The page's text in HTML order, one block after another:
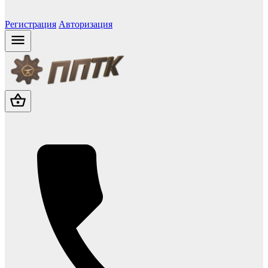
Регистрация Авторизация